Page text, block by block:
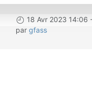
18 Avr 2023 14:06
par gfass